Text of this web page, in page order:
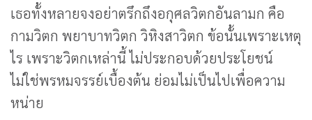
เธอทั้งหลายจงอย่าตรึกถึงอกุศลวิตกอันลามก คือ
กามวิตก พยาบาทวิตก วิหิงสาวิตก ข้อนั้นเพราะเหตุ
ไร เพราะวิตกเหล่านี้ ไม่ประกอบด้วยประโยชน์
ไม่ใช่พรหมจรรย์เบื้องต้น ย่อมไม่เป็นไปเพื่อความ
หน่าย